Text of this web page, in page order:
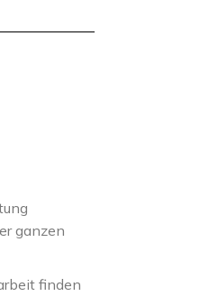
ganzen
finden